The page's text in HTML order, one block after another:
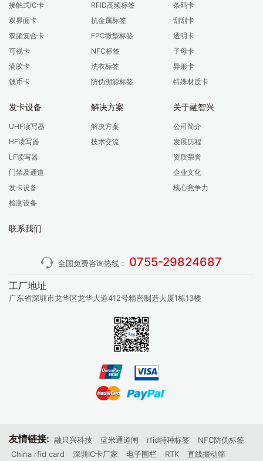
接触式IC卡
双界面卡
双频复合卡
可视卡
滴胶卡
钱币卡
RFID高频标签
抗金属标签
FPC微型标签
NFC标签
洗衣标签
防伪溯源标签
条码卡
刮刮卡
透明卡
子母卡
异形卡
特殊材质卡
发卡设备
UHF读写器
HF读写器
LF读写器
门禁及通道
发卡设备
检测设备
解决方案
解决方案
技术交流
关于融智兴
公司简介
发展历程
资质荣誉
企业文化
核心竞争力
联系我们
全国免费咨询热线： 0755-29824687
工厂地址
广东省深圳市龙华区龙华大道412号精密制造大厦1栋13楼
友情链接: 融只兴科技 蓝米通道闸 rfid特种标签
NFC防伪标签
China rfid card
深圳IC卡厂家 电子围栏 RTK 直线振动筛